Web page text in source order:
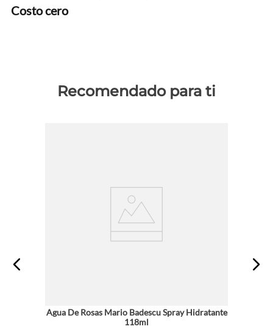
Costo cero
Recomendado para ti
Agua De Rosas Mario Badescu Spray Hidratante
118ml